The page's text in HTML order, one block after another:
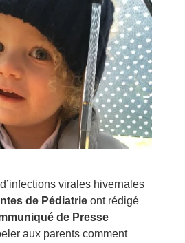
virales hivernales
de Pédiatrie ont rédigé
de Presse
aux parents comment